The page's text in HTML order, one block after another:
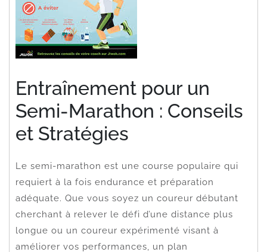
Entraînement pour un
Semi-Marathon : Conseils
et Stratégies
Le semi-marathon est une course populaire qui
requiert à la fois endurance et préparation
adéquate. Que vous soyez un coureur débutant
cherchant à relever le défi d’une distance plus
longue ou un coureur expérimenté visant à
améliorer vos performances, un plan